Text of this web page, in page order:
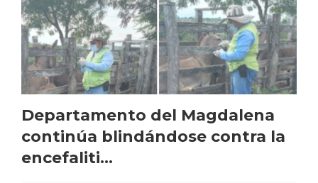
Departamento del Magdalena
continúa blindándose contra la
encefaliti...